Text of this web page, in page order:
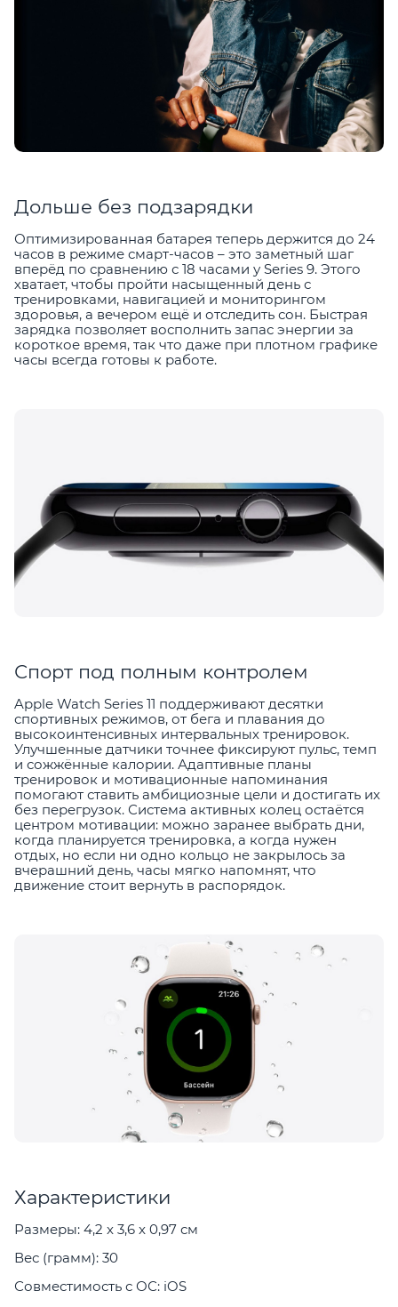
Дольше без подзарядки
Оптимизированная батарея теперь держится до 24
часов в режиме смарт-часов – это заметный шаг
вперёд по сравнению с 18 часами у Series 9. Этого
хватает, чтобы пройти насыщенный день с
тренировками, навигацией и мониторингом
здоровья, а вечером ещё и отследить сон. Быстрая
зарядка позволяет восполнить запас энергии за
короткое время, так что даже при плотном графике
часы всегда готовы к работе.
Спорт под полным контролем
Apple Watch Series 11 поддерживают десятки
спортивных режимов, от бега и плавания до
высокоинтенсивных интервальных тренировок.
Улучшенные датчики точнее фиксируют пульс, темп
и сожжённые калории. Адаптивные планы
тренировок и мотивационные напоминания
помогают ставить амбициозные цели и достигать их
без перегрузок. Система активных колец остаётся
центром мотивации: можно заранее выбрать дни,
когда планируется тренировка, а когда нужен
отдых, но если ни одно кольцо не закрылось за
вчерашний день, часы мягко напомнят, что
движение стоит вернуть в распорядок.
Характеристики
Размеры: 4,2 x 3,6 x 0,97 см
Вес (грамм): 30
Совместимость с ОС: iOS